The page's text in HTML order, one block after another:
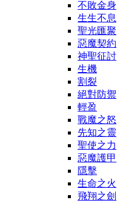
不敗金身
生生不息
聖光匯聚
惡魔契約
神聖征討
生機
割裂
絕對防禦
輕盈
戰魔之怒
先知之靈
聖使之力
惡魔護甲
隱擊
生命之火
飛翔之劍